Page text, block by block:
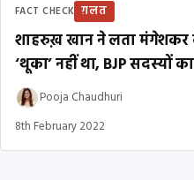
FACT CHECK ग़लत
शाहरुख़ खान ने लता मंगेशकर के
‘थूका’ नहीं था, BJP सदस्यों
Pooja Chaudhuri
8th February 2022